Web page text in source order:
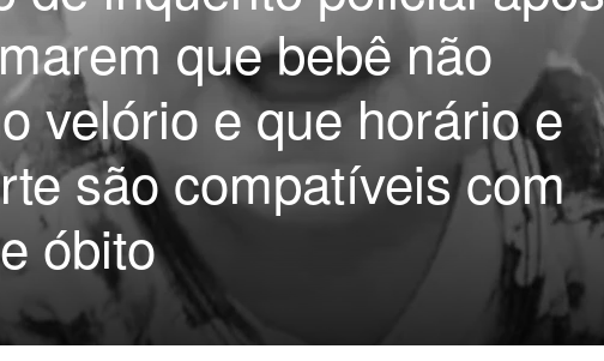
que bebê não
velório e que horário e
são compatíveis com
óbito